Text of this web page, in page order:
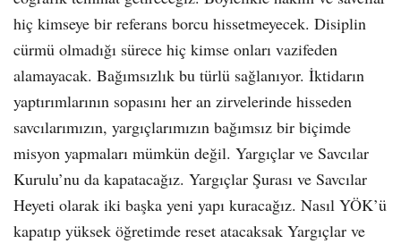
hiç kimseye bir referans borcu hissetmeyecek. Disiplin
cürmü olmadığı sürece hiç kimse onları vazifeden
alamayacak. Bağımsızlık bu türlü sağlanıyor. İktidarın
yaptırımlarının sopasını her an zirvelerinde hisseden
savcılarımızın, yargıçlarımızın bağımsız bir biçimde
misyon yapmaları mümkün değil. Yargıçlar ve Savcılar
Kurulu’nu da kapatacağız. Yargıçlar Şurası ve Savcılar
Heyeti olarak iki başka yeni yapı kuracağız. Nasıl YÖK’ü
kapatıp yüksek öğretimde reset atacaksak Yargıçlar ve